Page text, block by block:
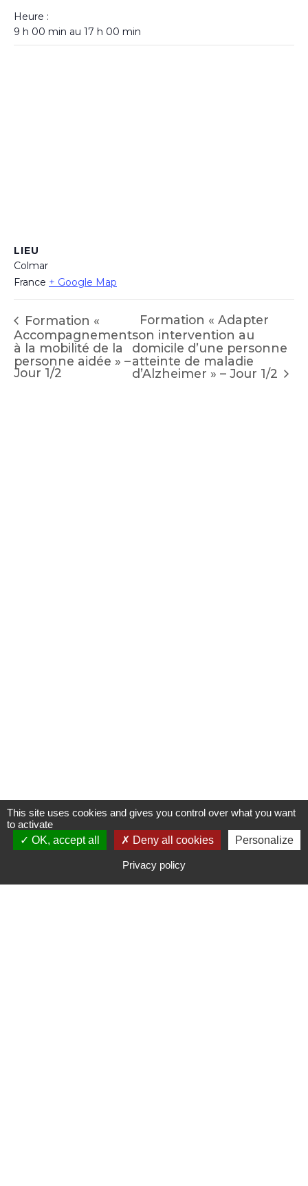
Heure :
9 h 00 min au 17 h 00 min
LIEU
Colmar
France + Google Map
Formation «
Accompagnement
à la mobilité de la
personne aidée » –
Jour 1/2
Formation « Adapter
son intervention au
domicile d’une personne
atteinte de maladie
d’Alzheimer » – Jour 1/2
S'INSCRIRE À UNE FORMATION
This site uses cookies and gives you control over what you want
to activate
OK, accept all
Deny all cookies Personalize
Privacy policy